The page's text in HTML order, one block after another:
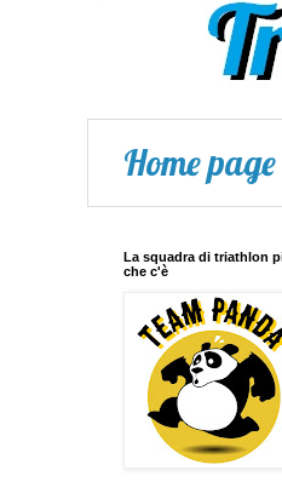
Home page
La squadra di triathlon
che c'è